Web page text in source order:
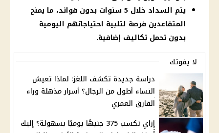
يتم السداد خلال 5 سنوات بدون فوائد، ما يمنح
المتقاعدين فرصة لتلبية احتياجاتهم اليومية
بدون تحمل تكاليف إضافية.
لا يفوتك
دراسة جديدة تكشف اللغز: لماذا تعيش
النساء أطول من الرجال؟ أسرار مذهلة وراء
الفارق العمري
إزاي تكسب 375 جنيهًا يوميًا بسهولة؟ إليك